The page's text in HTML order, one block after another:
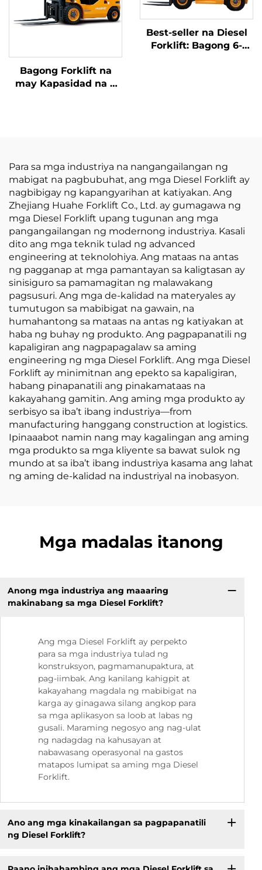
Bagong Forklift na
may Kapasidad na 4
na motor ng ISUZU
Best-seller na Diesel
Forklift: Bagong 6-
Para sa mga industriya na nangangailangan ng
mabigat na pagbubuhat, ang mga Diesel Forklift ay
nagbibigay ng kapangyarihan at katiyakan. Ang
Zhejiang Huahe Forklift Co., Ltd. ay gumagawa ng
mga Diesel Forklift upang tugunan ang mga
pangangailangan ng modernong industriya. Kasali
dito ang mga teknik tulad ng advanced
engineering at teknolohiya. Ang mataas na antas
ng pagganap at mga pamantayan sa kaligtasan ay
sinisiguro sa pamamagitan ng malawakang
pagsusuri. Ang mga de-kalidad na materyales ay
tumutugon sa mabibigat na gawain, na
humahantong sa mataas na antas ng katiyakan at
haba ng buhay ng produkto. Ang pagpapanatili ng
kapaligiran ang nagpapagalaw sa aming
engineering ng mga Diesel Forklift. Ang mga Diesel
Forklift ay minimitnan ang epekto sa kapaligiran,
habang pinapanatili ang pinakamataas na
kakayahang gamitin. Ang aming mga produkto ay
serbisyo sa iba’t ibang industriya—from
manufacturing hanggang construction at logistics.
Ipinaaabot namin nang may kagalingan ang aming
mga produkto sa mga kliyente sa bawat sulok ng
mundo at sa iba’t ibang industriya kasama ang lahat
ng aming de-kalidad na industriyal na inobasyon.
Mga madalas itanong
Anong mga industriya ang maaaring
makinabang sa mga Diesel Forklift?
Ang mga Diesel Forklift ay perpekto
para sa mga industriya tulad ng
konstruksyon, pagmamanupaktura, at
pag-iimbak. Ang kanilang kahigpit at
kakayahang magdala ng mabibigat na
karga ay ginagawa silang angkop para
sa mga aplikasyon sa loob at labas ng
gusali. Maraming negosyo ang nag-ulat
ng nadagdag na kahusayan at
nabawasang operasyonal na gastos
matapos lumipat sa aming mga Diesel
Forklift.
Ano ang mga kinakailangan sa pagpapanatili
ng Diesel Forklift?